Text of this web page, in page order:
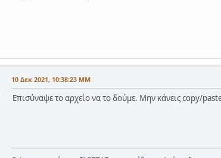
10 Δεκ 2021, 10:38:23 ΜΜ
Επισύναψε το αρχείο να το δούμε. Μην κάνεις copy/